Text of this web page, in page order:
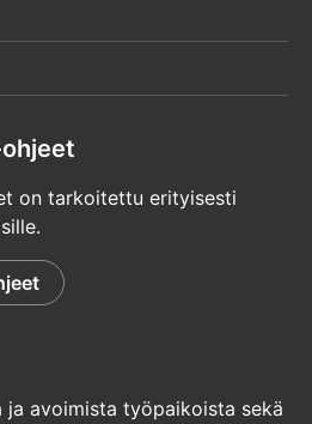
on tarkoitettu erityisesti
ja avoimista työpaikoista sekä